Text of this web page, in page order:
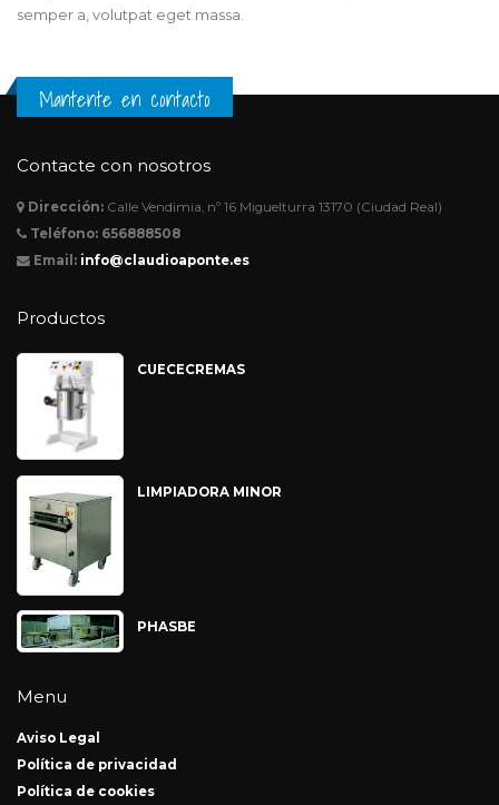
semper a, volutpat eget massa.
Mantente en contacto
Contacte con nosotros
Dirección: Calle Vendimia, nº 16 Miguelturra 13170 (Ciudad Real)
Teléfono: 656888508
Email: info@claudioaponte.es
Productos
CUECECREMAS
LIMPIADORA MINOR
PHASBE
Menu
Aviso Legal
Política de privacidad
Política de cookies